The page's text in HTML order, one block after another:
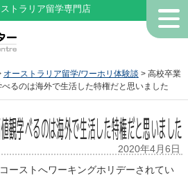
トラリア留学専門店
オーストラリア留学/ワーホリ体験談 > 高校卒業
るのは海外で生活した特権だと思いました
学べるのは海外で生活した特権だと思いました
2020年4月6日
ーストへワーキングホリデーされてい